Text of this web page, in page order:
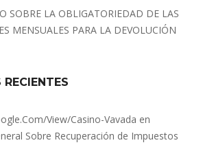
SOBRE LA OBLIGATORIEDAD DE LAS
MENSUALES PARA LA DEVOLUCIÓN
view/Casino-Vavada en
Sobre Recuperación de Impuestos